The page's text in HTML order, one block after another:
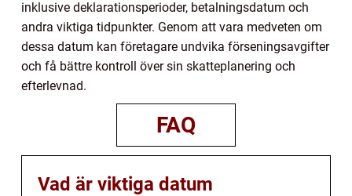
inklusive deklarationsperioder, betalningsdatum och
andra viktiga tidpunkter. Genom att vara medveten om
dessa datum kan företagare undvika förseningsavgifter
och få bättre kontroll över sin skatteplanering och
efterlevnad.
FAQ
Vad är viktiga datum